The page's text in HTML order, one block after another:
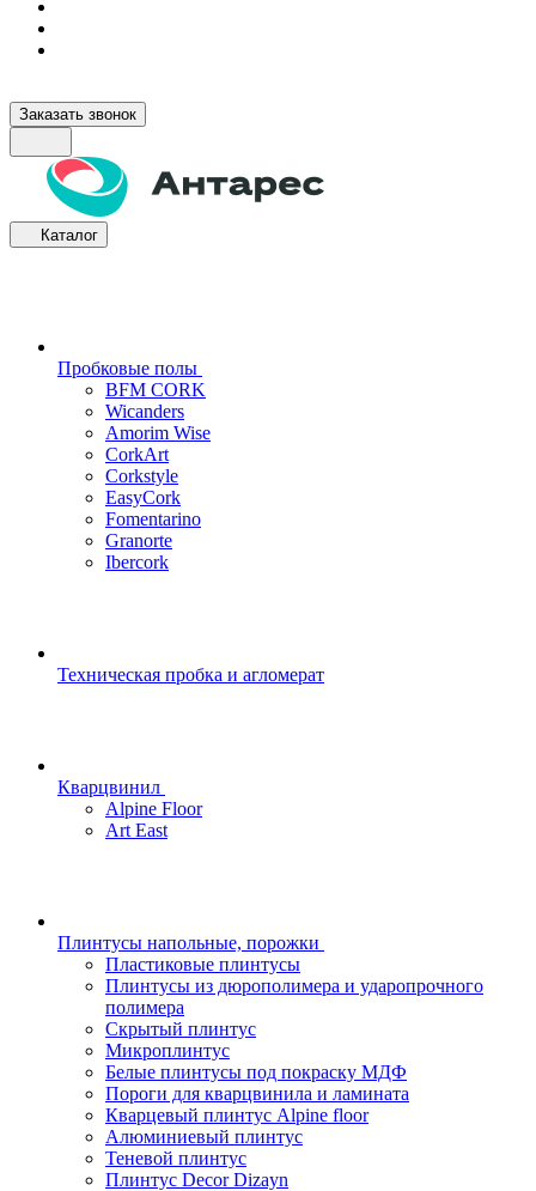
Заказать звонок
Каталог
Пробковые полы
BFM CORK
Wicanders
Amorim Wise
CorkArt
Corkstyle
EasyCork
Fomentarino
Granorte
Ibercork
Техническая пробка и агломерат
Кварцвинил
Alpine Floor
Art East
Плинтусы напольные, порожки
Пластиковые плинтусы
Плинтусы из дюрополимера и ударопрочного
полимера
Скрытый плинтус
Микроплинтус
Белые плинтусы под покраску МДФ
Пороги для кварцвинила и ламината
Кварцевый плинтус Alpine floor
Алюминиевый плинтус
Теневой плинтус
Плинтус Decor Dizayn